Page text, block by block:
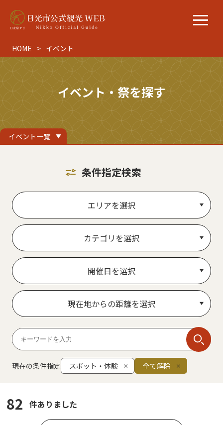
HOME イベント
イベント・祭を探す
イベント一覧
条件指定検索
エリアを選択
カテゴリを選択
開催日を選択
現在地からの距離を選択
現在の条件指定 スポット・体験 全て解除
82 件ありました